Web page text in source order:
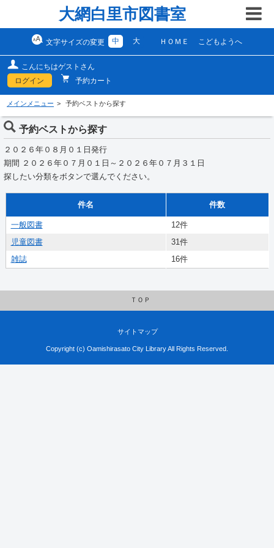
大網白里市図書室
文字サイズの変更 中 大 ＨＯＭＥ こどもようへ
こんにちはゲストさん
ログイン
予約カート
メインメニュー 予約ベストから探す
予約ベストから探す
２０２６年０８月０１日発行
期間 ２０２６年０７月０１日～２０２６年０７月３１日
探したい分類をボタンで選んでください。
件名 件数
一般図書
12件
児童図書
31件
雑誌
16件
ＴＯＰ
サイトマップ
Copyright (c) Oamishirasato City Library All Rights Reserved.